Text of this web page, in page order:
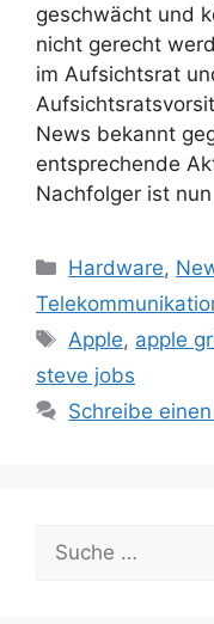
geschwächt und
nicht gerecht
im Aufsichtsrat
News bekannt
entsprechende
Nachfolger ist
Kategorien
Hardware,
Schlagwörter
Apple, apple
steve jobs
Schreibe
nach: